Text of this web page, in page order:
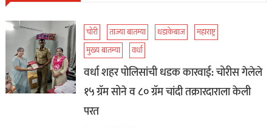
चोरी ताज्या बातम्या धडाकेबाज
महाराष्ट्र
मुख्य बातम्या
वर्धा
वर्धा शहर पोलिसांची धडक कारवाई: चोरीस गेलेले
१५ ग्रॅम सोने व ८० ग्रॅम चांदी तक्रारदाराला केली
परत